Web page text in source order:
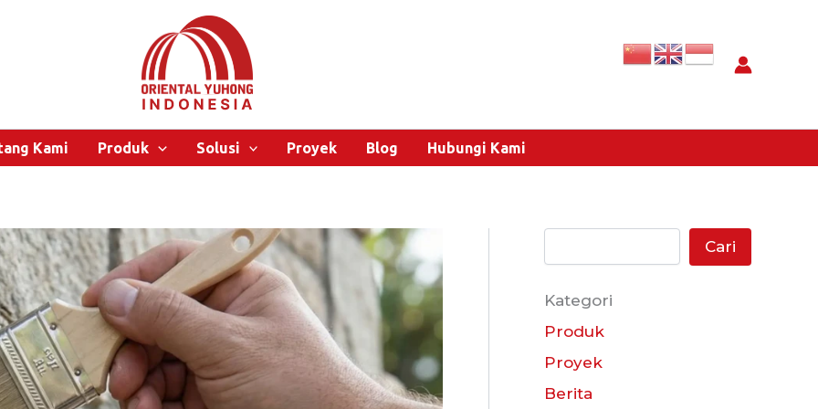
Kami Produk Solusi Proyek Blog Hubungi Kami
Cari
Kategori
Produk
Proyek
Berita